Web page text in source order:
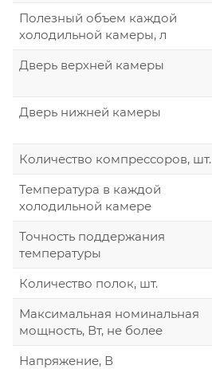
Полезный объем каждой
холодильной камеры, л
Дверь верхней камеры
Дверь нижней камеры
Количество компрессоров, шт.
Температура в каждой
холодильной камере
Точность поддержания
температуры
Количество полок, шт.
Максимальная номинальная
мощность, Вт, не более
Напряжение, В